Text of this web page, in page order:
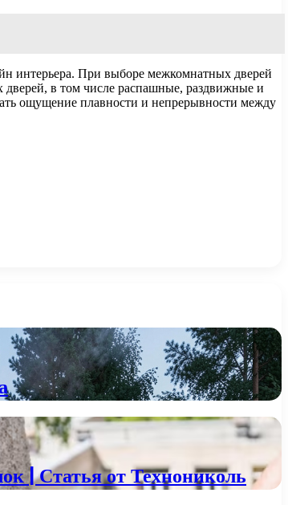
интерьера. При выборе межкомнатных дверей
дверей, в том числе распашные, раздвижные и
ощущение плавности и непрерывности между
| Статья от Технониколь